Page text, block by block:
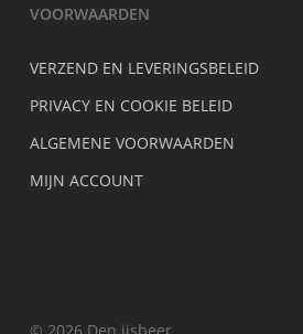
VOORWAARDEN
VERZEND EN LEVERINGSBELEID
PRIVACY EN COOKIE BELEID
ALGEMENE VOORWAARDEN
MIJN ACCOUNT